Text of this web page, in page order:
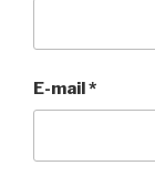
E-mail*